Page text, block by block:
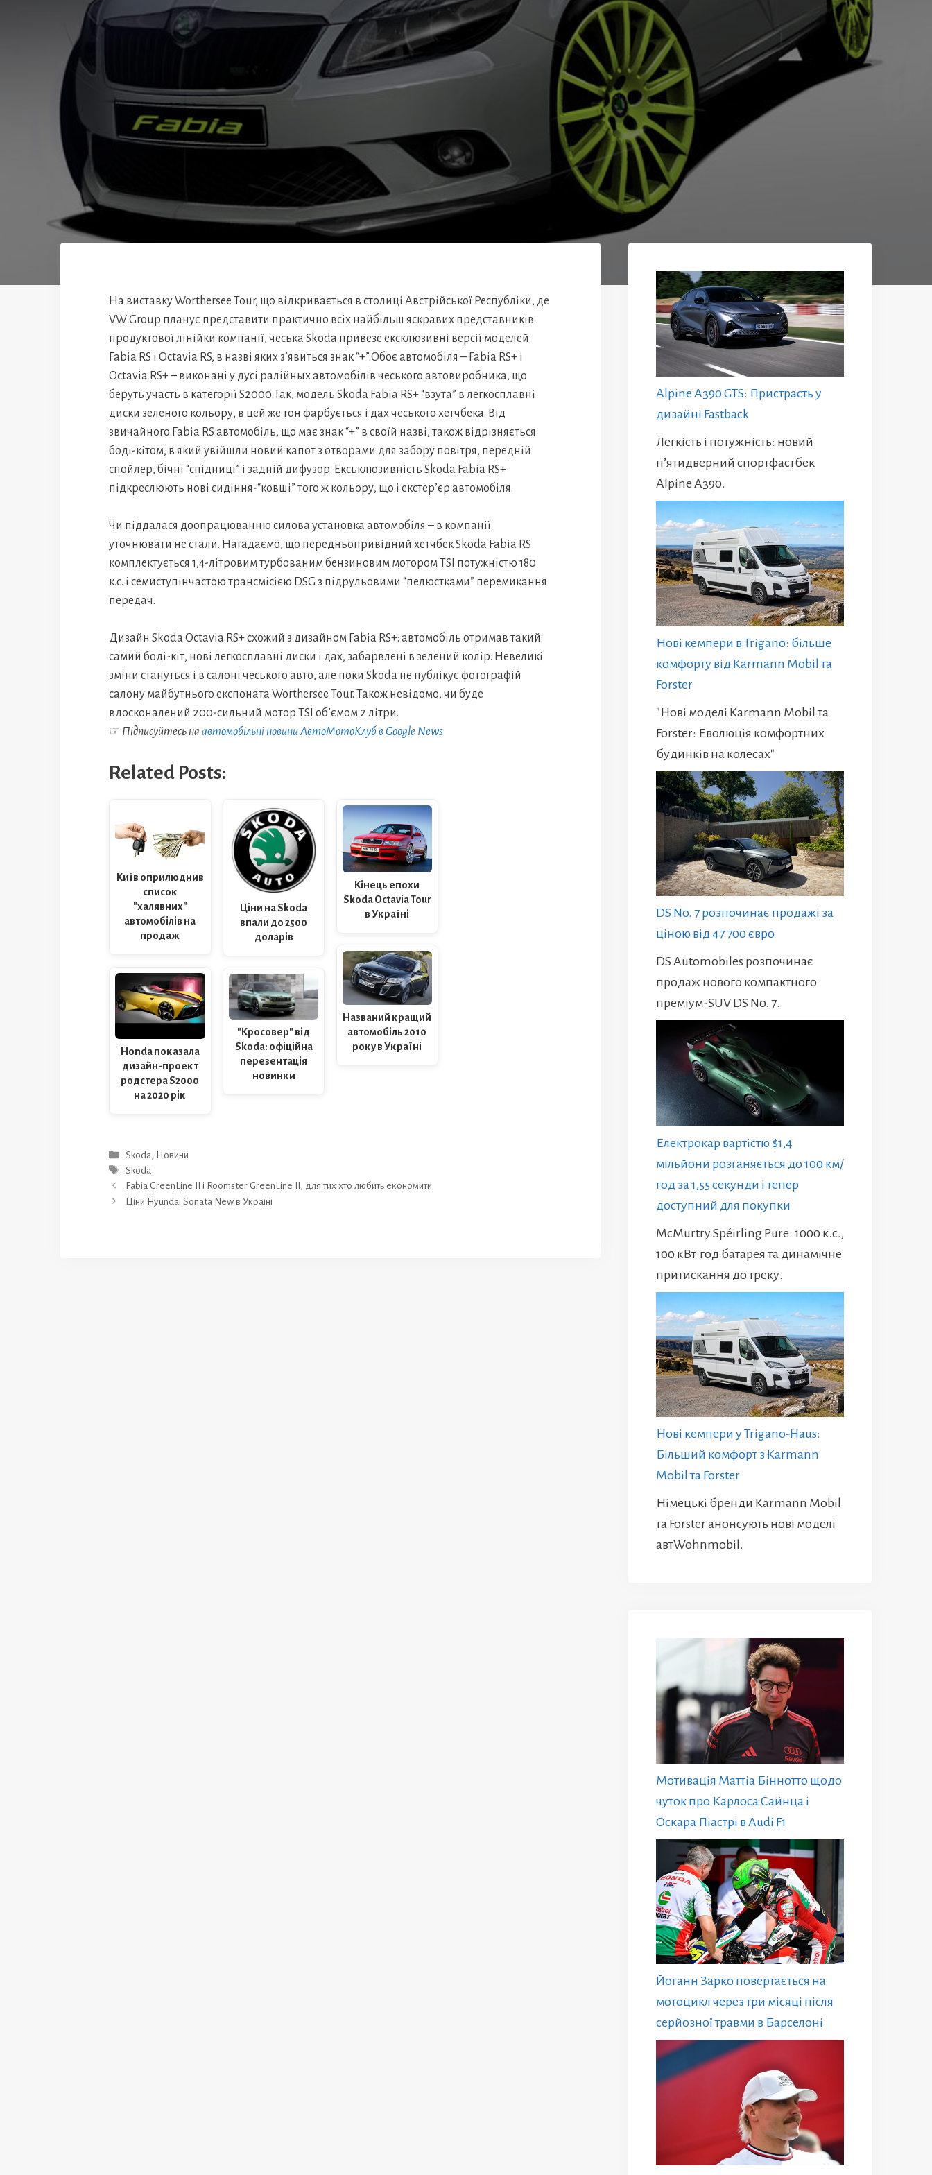
На виставку Worthersee Tour, що відкривається в столиці Австрійської Республіки, де
VW Group планує представити практично всіх найбільш яскравих представників
продуктової лінійки компанії, чеська Skoda привезе ексклюзивні версії моделей
Fabia RS і Octavia RS, в назві яких з’явиться знак “+”.Обоє автомобіля – Fabia RS+ і
Octavia RS+ – виконані у дусі ралійных автомобілів чеського автовиробника, що
беруть участь в категорії S2000.Так, модель Skoda Fabia RS+ “взута” в легкосплавні
диски зеленого кольору, в цей же тон фарбується і дах чеського хетчбека. Від
звичайного Fabia RS автомобіль, що має знак “+” в своїй назві, також відрізняється
боді-кітом, в який увійшли новий капот з отворами для забору повітря, передній
спойлер, бічні “спідниці” і задній дифузор. Екськлюзивність Skoda Fabia RS+
підкреслюють нові сидіння-“ковші” того ж кольору, що і екстер’єр автомобіля.
Чи піддалася доопрацюванню силова установка автомобіля – в компанії
уточнювати не стали. Нагадаємо, що передньопривідний хетчбек Skoda Fabia RS
комплектується 1,4-літровим турбованим бензиновим мотором TSI потужністю 180
к.с. і семиступінчастою трансмісією DSG з підрульовими “пелюстками” перемикання
передач.
Дизайн Skoda Octavia RS+ схожий з дизайном Fabia RS+: автомобіль отримав такий
самий боді-кіт, нові легкосплавні диски і дах, забарвлені в зелений колір. Невеликі
зміни стануться і в салоні чеського авто, але поки Skoda не публікує фотографій
салону майбутнього експоната Worthersee Tour. Також невідомо, чи буде
вдосконалений 200-сильний мотор TSI об’ємом 2 літри.
☞ Підписуйтесь на автомобільні новини АвтоМотоКлуб в Google News
Related Posts:
Київ оприлюднив
список
"халявних"
автомобілів на
продаж
Honda показала
дизайн-проект
родстера S2000
на 2020 рік
Ціни на Skoda
впали до 2500
доларів
"Кросовер" від
Skoda: офіційна
перезентація
новинки
Кінець епохи
Skoda Octavia Tour
в Україні
Названий кращий
автомобіль 2010
року в Україні
Категорії
Skoda, Новини
Позначки
Skoda
Fabia GreenLine II і Roomster GreenLine II, для тих хто любить економити
Ціни Hyundai Sonata New в Україні
Alpine A390 GTS: Пристрасть у
дизайні Fastback
Легкість і потужність: новий
п’ятидверний спортфастбек
Alpine A390.
Нові кемпери в Trigano: більше
комфорту від Karmann Mobil та
Forster
"Нові моделі Karmann Mobil та
Forster: Еволюція комфортних
будинків на колесах"
DS No. 7 розпочинає продажі за
ціною від 47 700 євро
DS Automobiles розпочинає
продаж нового компактного
преміум-SUV DS No. 7.
Електрокар вартістю $1,4
мільйони розганяється до 100 км/
год за 1,55 секунди і тепер
доступний для покупки
McMurtry Spéirling Pure: 1000 к.с.,
100 кВт·год батарея та динамічне
притискання до треку.
Нові кемпери у Trigano-Haus:
Більший комфорт з Karmann
Mobil та Forster
Німецькі бренди Karmann Mobil
та Forster анонсують нові моделі
автWohnmobil.
Мотивація Маттіа Біннотто щодо
чуток про Карлоса Сайнца і
Оскара Піастрі в Audi F1
Йоганн Зарко повертається на
мотоцикл через три місяці після
серйозної травми в Барселоні